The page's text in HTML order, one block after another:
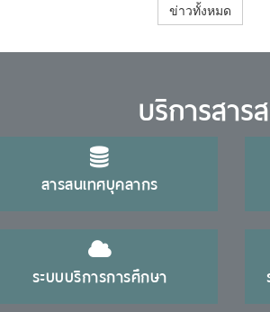
ข่าวทั้งหมด
บริการสาร
สารสนเทศบุคลากร
ระบบบริการการศึกษา